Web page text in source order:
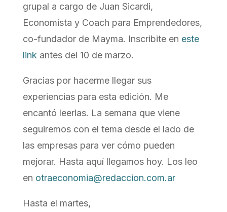
grupal a cargo de Juan Sicardi,
Economista y Coach para Emprendedores,
co-fundador de Mayma. Inscribite en este
link antes del 10 de marzo.
Gracias por hacerme llegar sus
experiencias para esta edición. Me
encantó leerlas. La semana que viene
seguiremos con el tema desde el lado de
las empresas para ver cómo pueden
mejorar. Hasta aquí llegamos hoy. Los leo
en otraeconomia@redaccion.com.ar
Hasta el martes,